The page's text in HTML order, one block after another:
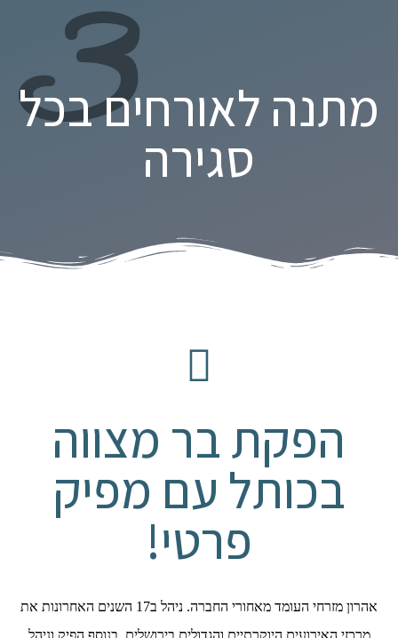
3
מתנה לאורחים בכל
סגירה
הפקת בר מצווה
בכותל עם מפיק
פרטי!
אהרון מזרחי העומד מאחורי החברה. ניהל ב17 השנים האחרונות את
מרכזי האירועים היוקרתיים והגדולים בירושלים. בנוסף הפיק וניהל